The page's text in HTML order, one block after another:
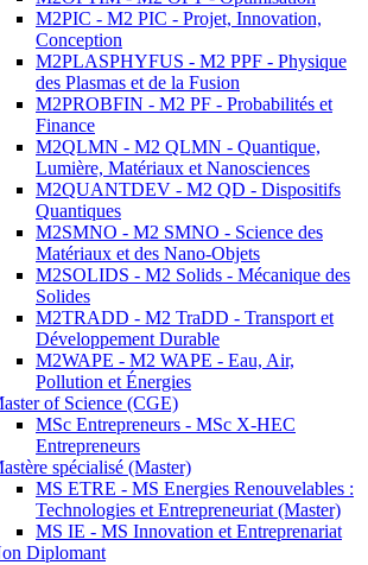
M2PIC - M2 PIC - Projet, Innovation,
Conception
M2PLASPHYFUS - M2 PPF - Physique
des Plasmas et de la Fusion
M2PROBFIN - M2 PF - Probabilités et
Finance
M2QLMN - M2 QLMN - Quantique,
Lumière, Matériaux et Nanosciences
M2QUANTDEV - M2 QD - Dispositifs
Quantiques
M2SMNO - M2 SMNO - Science des
Matériaux et des Nano-Objets
M2SOLIDS - M2 Solids - Mécanique des
Solides
M2TRADD - M2 TraDD - Transport et
Développement Durable
M2WAPE - M2 WAPE - Eau, Air,
Pollution et Énergies
of Science (CGE)
MSc Entrepreneurs - MSc X-HEC
Entrepreneurs
spécialisé (Master)
MS ETRE - MS Energies Renouvelables :
Technologies et Entrepreneuriat (Master)
MS IE - MS Innovation et Entreprenariat
Diplomant